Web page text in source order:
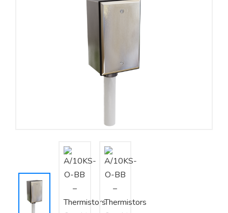
Nhà phân phối cảm biến
Nhà sản xuất thiết bị điều khiển
Bảo trì – Bảo dưỡng hệ thống
Tư vấn – Thiết kế – Cung cấp thiết bị HVAC
Tư vấn thiết kế, thi công tủ điều khiển
Thi công – Lắp đặt hệ thống HVAC